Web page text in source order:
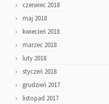
czerwiec 2018
maj 2018
kwiecień 2018
marzec 2018
luty 2018
styczeń 2018
grudzień 2017
listopad 2017